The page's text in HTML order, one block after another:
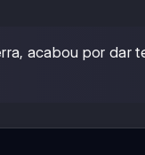
acabou por dar